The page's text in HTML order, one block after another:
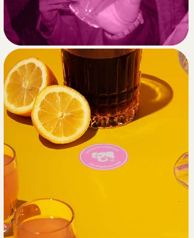
El elemento distintivo de la identidad
es un simpático elefante borracho,
que aporta personalidad y hace de
GUULP una marca fácil de recordar.
Lo acompañamos con una tipografía
audaz y juguetona, además de
gráficos secundarios pensados para
darle ritmo y humor a todas sus
aplicaciones.
Sabemos que la experiencia de
usuario al abrir el paquete es clave
un packaging de entrega llamativo y
memorable. Para la fotografía,
recreamos los momentos clave de